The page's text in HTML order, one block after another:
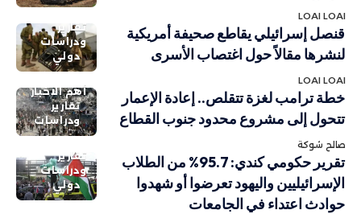
LOAI LOAI
تقارير
ودراسات
دولي
قنصل إسرائيلي يقاطع صحيفة أمريكية
لنشرها مقالاً حول اغتصاب الأسرى
LOAI LOAI
أهم الاخبار
تقارير
ودراسات
خطة ترامب لغزة تتقلص.. إعادة الإعمار
تتحول إلى مشروع محدود جنوب القطاع
صالح شوكة
تقارير
ودراسات
دولي
تقرير حكومي كندي: 95.7% من الطلاب
الإسرائيليين واليهود تعرضوا أو شهدوا
حوادث اعتداء في الجامعات